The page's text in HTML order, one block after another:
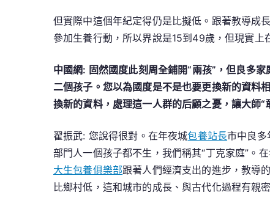
但實際中這個年紀定得仍是比擬低。跟著教導成
參加生養行動，所以界說是15到49歲，但現實
中國網: 固然國度此刻周全鋪開“兩孩”，但良多
二個孩子。您以為國度是不是也要更換新的資料
換新的資料，處理這一人群的后顧之憂，讓大師“
翟振武: 您說得很對。在年夜城包養站長市中良多
部門人一個孩子都不生，我們稱其“丁克家庭”。
大生包養俱樂部跟著人們經濟支出的進步，教導
比鄉村低，這和城市的成長、與古代化過程有親